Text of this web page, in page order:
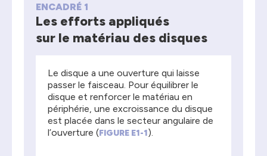
ENCADRÉ 1
Les efforts appliqués
sur le matériau des disques
Le disque a une ouverture qui laisse
passer le faisceau. Pour équilibrer le
disque et renforcer le matériau en
périphérie, une excroissance du disque
est placée dans le secteur angulaire de
l’ouverture (FIGURE E1-1).